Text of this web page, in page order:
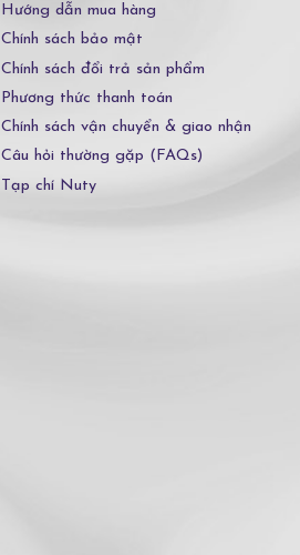
Hướng dẫn mua hàng
Chính sách bảo mật
Chính sách đổi trả sản phẩm
Phương thức thanh toán
Chính sách vận chuyển & giao nhận
Câu hỏi thường gặp (FAQs)
Tạp chí Nuty